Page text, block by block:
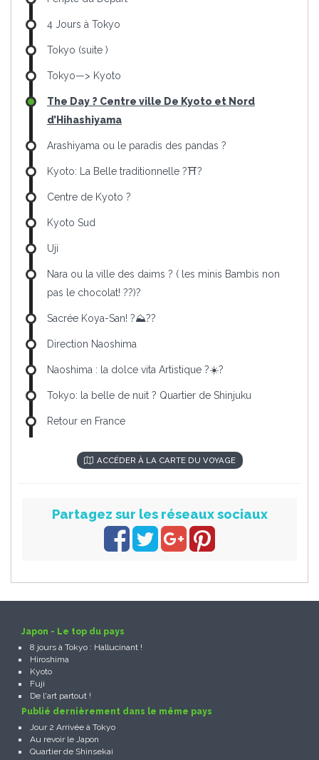
4 Jours à Tokyo
Tokyo (suite )
Tokyo—> Kyoto
The Day ? Centre ville De Kyoto et Nord
d’Hihashiyama
Arashiyama ou le paradis des pandas ?
Kyoto: La Belle traditionnelle ?⛩?
Centre de Kyoto ?
Kyoto Sud
Uji
Nara ou la ville des daims ? ( les minis Bambis non
pas le chocolat! ??)?
Sacrée Koya-San! ?⛰??
Direction Naoshima
Naoshima : la dolce vita Artistique ?☀️?
Tokyo: la belle de nuit ? Quartier de Shinjuku
Retour en France
ACCÉDER À LA CARTE DU VOYAGE
Partagez sur les réseaux sociaux
Japon - Le top du pays
8 jours à Tokyo : Hallucinant !
Hiroshima
Kyoto
Fuji
De l'art partout !
Publié dernièrement dans le même pays
Jour 2 Arrivée à Tokyo
Au revoir le Japon
Quartier de Shinsekai